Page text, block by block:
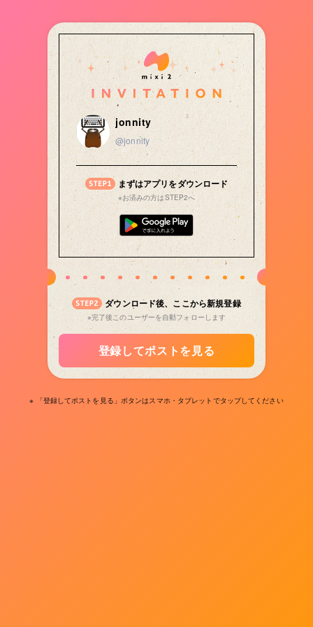
jonnity
@jonnity
まずはアプリをダウンロード
※お済みの方はSTEP2へ
ダウンロード後、ここから新規登録
※完了後このユーザーを自動フォローします
登録してポストを見る
※ 「登録してポストを見る」ボタンはスマホ・タブレットでタップしてください